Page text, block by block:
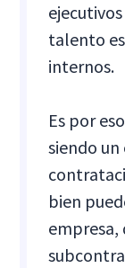
talento
internos.
Es por
siendo
bien
empresa,